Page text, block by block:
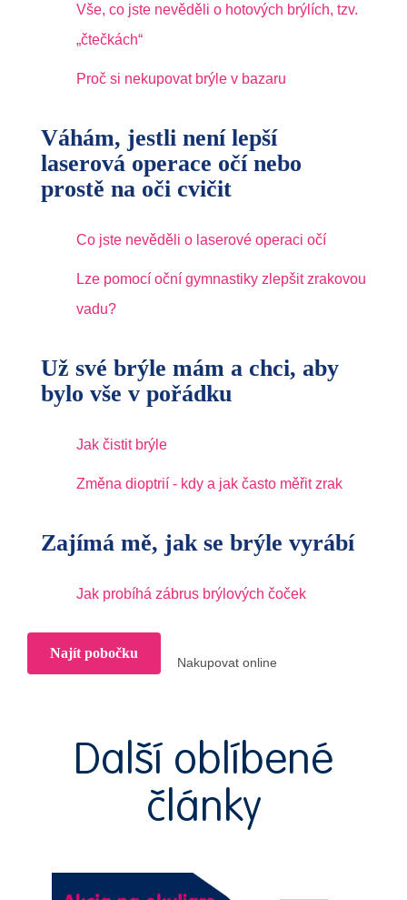
Vše, co jste nevěděli o hotových brýlích, tzv.
„čtečkách“
Proč si nekupovat brýle v bazaru
Váhám, jestli není lepší
laserová operace očí nebo
prostě na oči cvičit
Co jste nevěděli o laserové operaci očí
Lze pomocí oční gymnastiky zlepšit zrakovou
vadu?
Už své brýle mám a chci, aby
bylo vše v pořádku
Jak čistit brýle
Změna dioptrií - kdy a jak často měřit zrak
Zajímá mě, jak se brýle vyrábí
Jak probíhá zábrus brýlových čoček
Najít pobočku
Nakupovat online
Další oblíbené
články